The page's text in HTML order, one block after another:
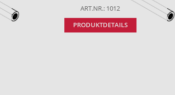
ART.NR.: 1012
PRODUKTDETAILS